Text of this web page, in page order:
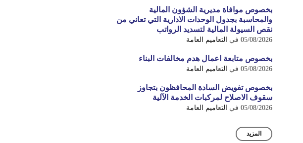
بخصوص موافاة مديرية الشؤون المالية
والمحاسبة بجدول الوحدات الادارية التي تعاني من
نقص السيولة المالية لتسديد الرواتب
05/08/2026 في التعاميم العامة
بخصوص متابعة اعمال هدم مخالفات البناء
05/08/2026 في التعاميم العامة
بخصوص تفويض السادة المحافظون بتجاوز
سقوف الاصلاح لمركبات الخدمة الآلية
05/08/2026 في التعاميم العامة
المزيد